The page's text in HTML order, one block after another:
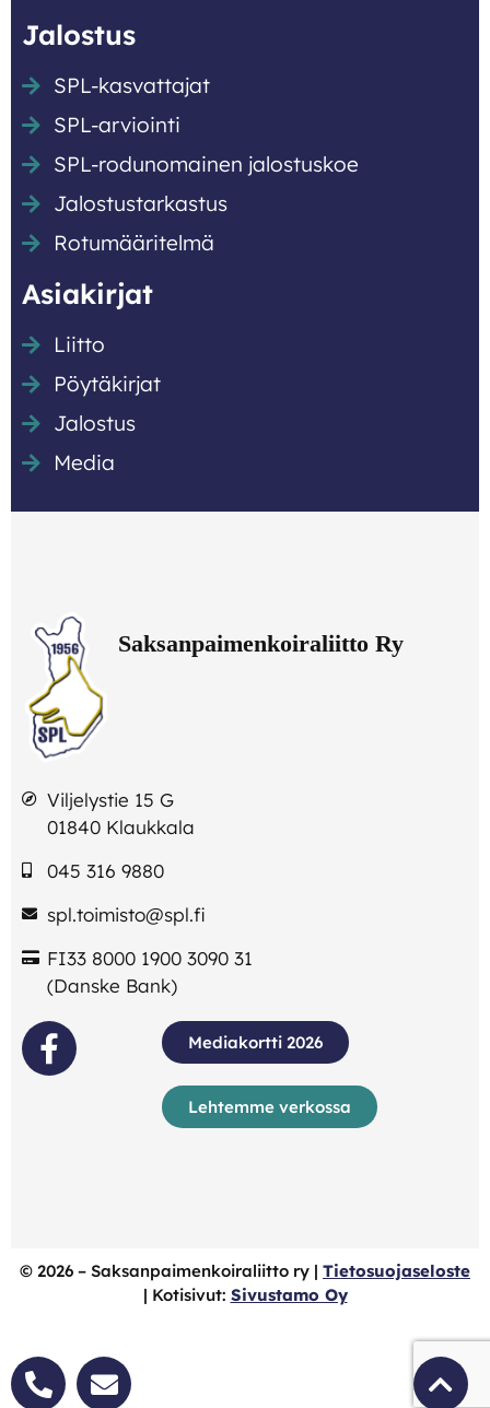
Jalostus
SPL-kasvattajat
SPL-arviointi
SPL-rodunomainen jalostuskoe
Jalostustarkastus
Rotumääritelmä
Asiakirjat
Liitto
Pöytäkirjat
Jalostus
Media
Viljelystie 15 G
01840 Klaukkala
045 316 9880
spl.toimisto@spl.fi
FI33 8000 1900 3090 31
(Danske Bank)
Mediakortti 2026
Lehtemme verkossa
© 2026 – Saksanpaimenkoiraliitto ry | Tietosuojaseloste
| Kotisivut: Sivustamo Oy